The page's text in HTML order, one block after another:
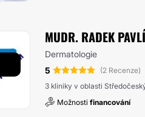
MUDR. RADEK
Dermatologie
5
(2 Recenze)
3 kliniky v oblasti
Možnosti financování